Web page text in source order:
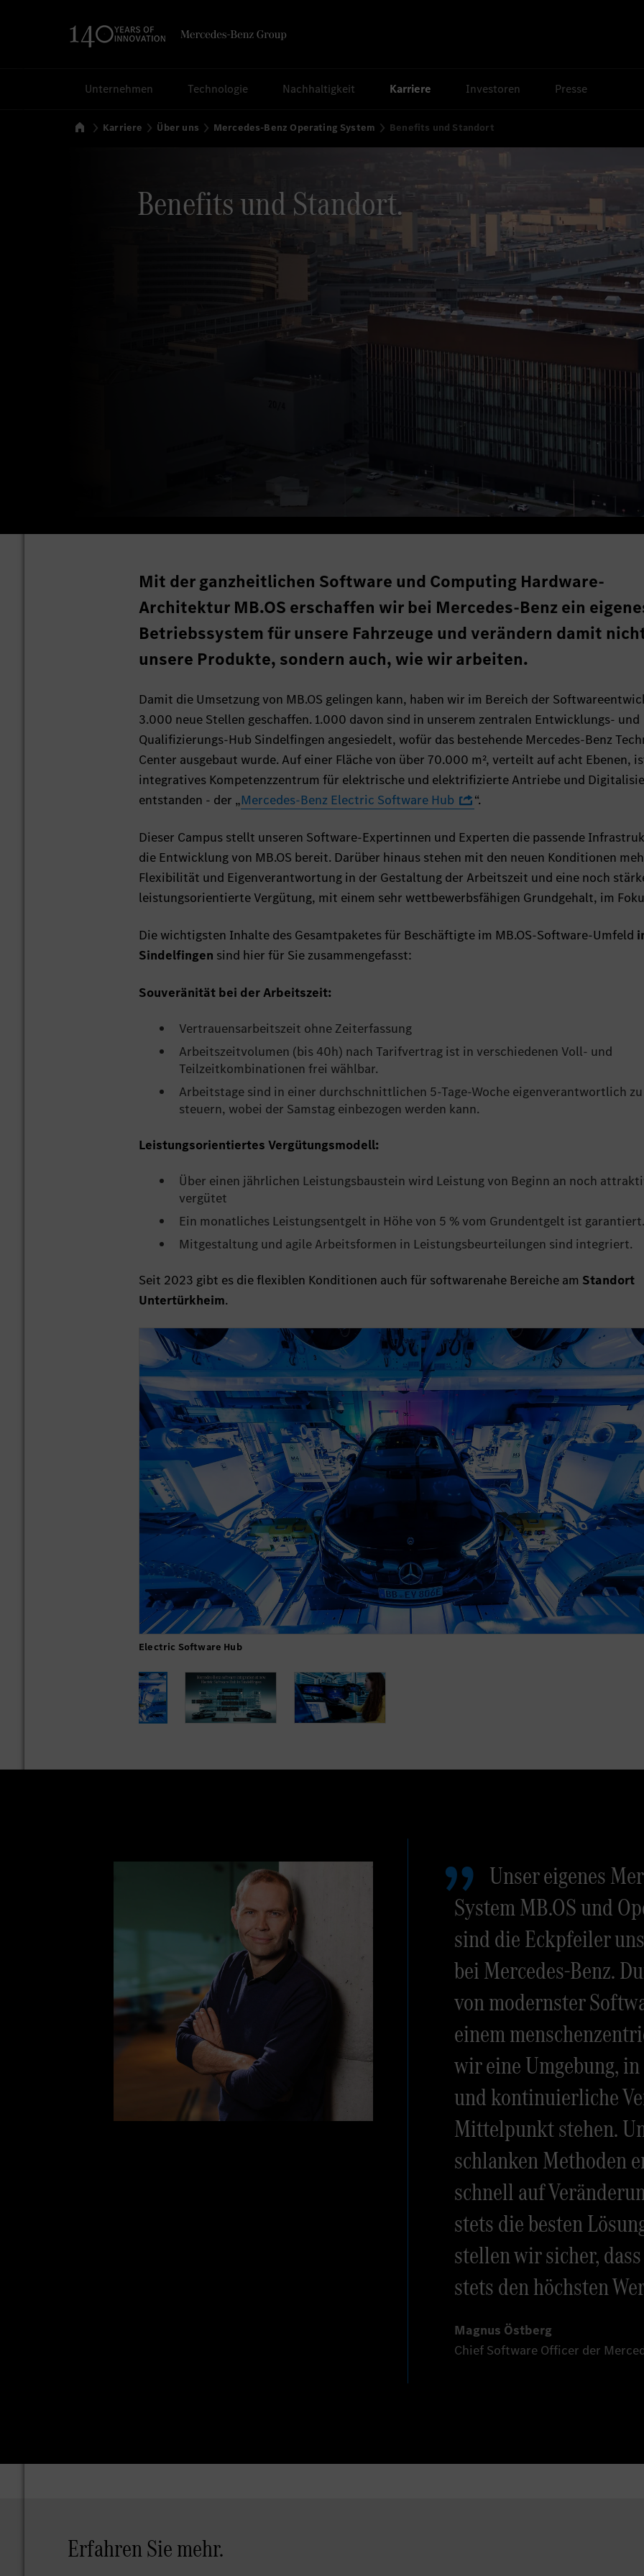
Unternehmen Technologie Nachhaltigkeit Karriere Investoren Presse
Startseite
Karriere Über uns Mercedes-Benz Operating System Benefits und Standort
Benefits und Standort.
Mit der ganzheitlichen Software und Computing Hardware-
Architektur MB.OS erschaffen wir bei Mercedes-Benz ein
Betriebssystem für unsere Fahrzeuge und verändern damit
unsere Produkte, sondern auch, wie wir arbeiten.
Damit die Umsetzung von MB.OS gelingen kann, haben wir im Bereich der
3.000 neue Stellen geschaffen. 1.000 davon sind in unserem zentralen Entwicklungs- und
Qualifizierungs-Hub Sindelfingen angesiedelt, wofür das bestehende Mercedes-Benz
Center ausgebaut wurde. Auf einer Fläche von über 70.000 m², verteilt auf acht Ebenen,
integratives Kompetenzzentrum für elektrische und elektrifizierte Antriebe und
entstanden - der „Mercedes-Benz Electric Software Hub “.
Dieser Campus stellt unseren Software-Expertinnen und Experten die passende
die Entwicklung von MB.OS bereit. Darüber hinaus stehen mit den neuen Konditionen
Flexibilität und Eigenverantwortung in der Gestaltung der Arbeitszeit und eine noch
leistungsorientierte Vergütung, mit einem sehr wettbewerbsfähigen Grundgehalt, im
Die wichtigsten Inhalte des Gesamtpaketes für Beschäftigte im MB.OS-Software-Umfeld
Sindelfingen sind hier für Sie zusammengefasst:
Souveränität bei der Arbeitszeit:
Vertrauensarbeitszeit ohne Zeiterfassung
Arbeitszeitvolumen (bis 40h) nach Tarifvertrag ist in verschiedenen Voll- und
Teilzeitkombinationen frei wählbar.
Arbeitstage sind in einer durchschnittlichen 5-Tage-Woche eigenverantwortlich zu
steuern, wobei der Samstag einbezogen werden kann.
Leistungsorientiertes Vergütungsmodell:
Über einen jährlichen Leistungsbaustein wird Leistung von Beginn an noch
vergütet
Ein monatliches Leistungsentgelt in Höhe von 5 % vom Grundentgelt ist garantiert.
Mitgestaltung und agile Arbeitsformen in Leistungsbeurteilungen sind integriert.
Seit 2023 gibt es die flexiblen Konditionen auch für softwarenahe Bereiche am Standort
Untertürkheim.
Electric Software Hub
Unser eigenes
System MB.OS und
sind die Eckpfeiler
bei Mercedes-Benz.
von modernster
einem
wir eine Umgebung,
und kontinuierliche
Mittelpunkt stehen.
schlanken Methoden
schnell auf
stets die besten
stellen wir sicher,
stets den höchsten
Magnus Östberg
Chief Software Officer der
Erfahren Sie mehr.